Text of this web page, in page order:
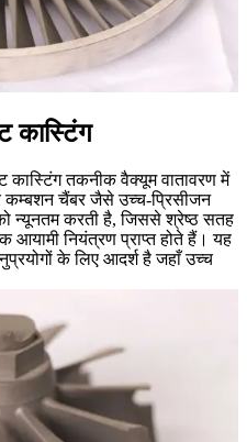
कास्टिंग
कास्टिंग तकनीक वैक्यूम वातावरण में
कम्बशन चैंबर जैसे उच्च-प्रिसीजन
न्यूनतम करती है, जिससे श्रेष्ठ सतह
आयामी नियंत्रण प्राप्त होते हैं। यह
के लिए आदर्श है जहाँ उच्च